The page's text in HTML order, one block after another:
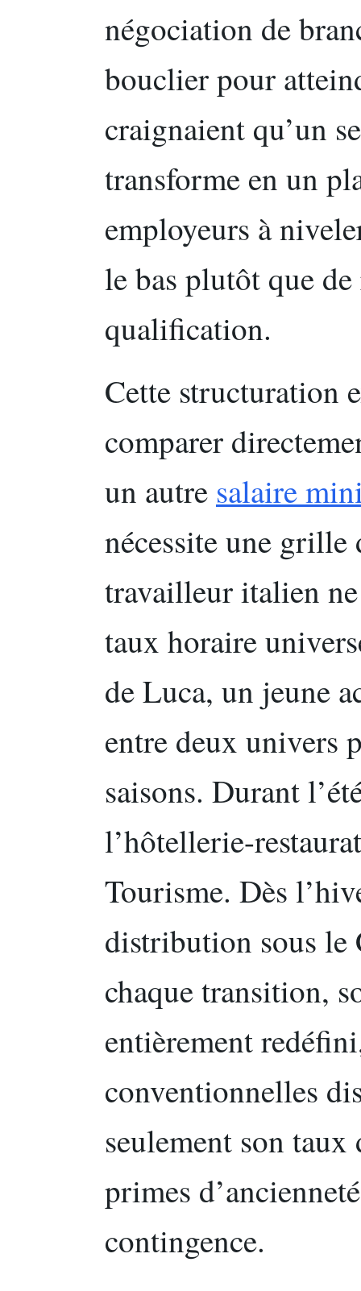
négociation de
bouclier pour
craignaient qu’un
transforme en un
employeurs à
le bas plutôt que
qualification.
Cette structuration
comparer
un autre salaire
nécessite une
travailleur italien
taux horaire
de Luca, un jeune
entre deux univers
saisons. Durant
l’hôtellerie-
Tourisme. Dès
distribution sous
chaque transition,
entièrement
conventionnelles
seulement son taux
primes
contingence.